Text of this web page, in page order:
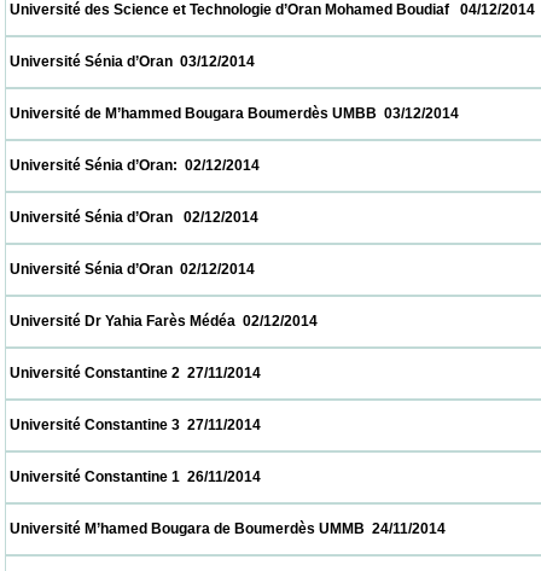
Université des Science et Technologie d’Oran Mohamed Boudiaf
Université Sénia d’Oran  03/12/2014
Université de M’hammed Bougara Boumerdès UMBB  03/12/
Université Sénia d’Oran:  02/12/2014
Université Sénia d’Oran   02/12/2014
Université Sénia d’Oran  02/12/2014
Université Dr Yahia Farès Médéa  02/12/2014
Université Constantine 2  27/11/2014
Université Constantine 3  27/11/2014
Université Constantine 1  26/11/2014
Université M’hamed Bougara de Boumerdès UMMB  24/11/